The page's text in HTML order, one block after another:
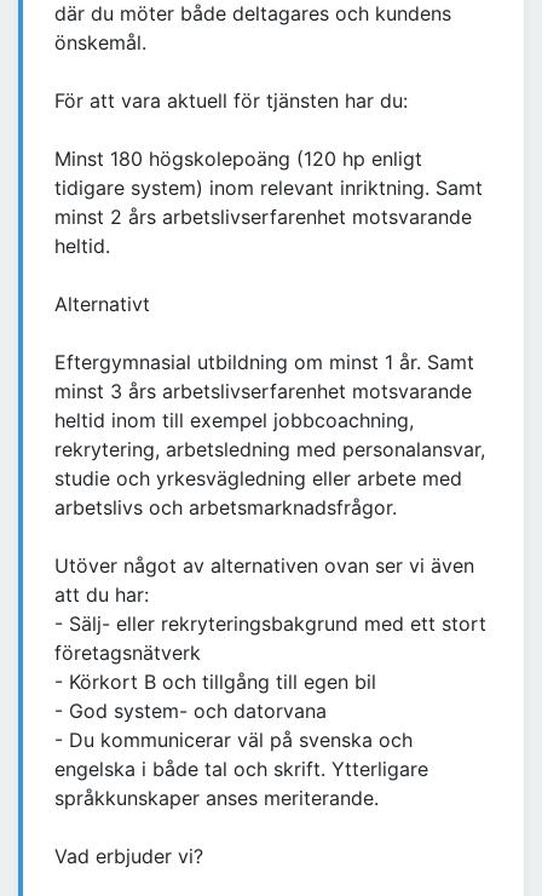
där du möter både deltagares och kundens
önskemål.
För att vara aktuell för tjänsten har du:
Minst 180 högskolepoäng (120 hp enligt
tidigare system) inom relevant inriktning. Samt
minst 2 års arbetslivserfarenhet motsvarande
heltid.
Alternativt
Eftergymnasial utbildning om minst 1 år. Samt
minst 3 års arbetslivserfarenhet motsvarande
heltid inom till exempel jobbcoachning,
rekrytering, arbetsledning med personalansvar,
studie och yrkesvägledning eller arbete med
arbetslivs och arbetsmarknadsfrågor.
Utöver något av alternativen ovan ser vi även
att du har:
- Sälj- eller rekryteringsbakgrund med ett stort
företagsnätverk
- Körkort B och tillgång till egen bil
- God system- och datorvana
- Du kommunicerar väl på svenska och
engelska i både tal och skrift. Ytterligare
språkkunskaper anses meriterande.
Vad erbjuder vi?